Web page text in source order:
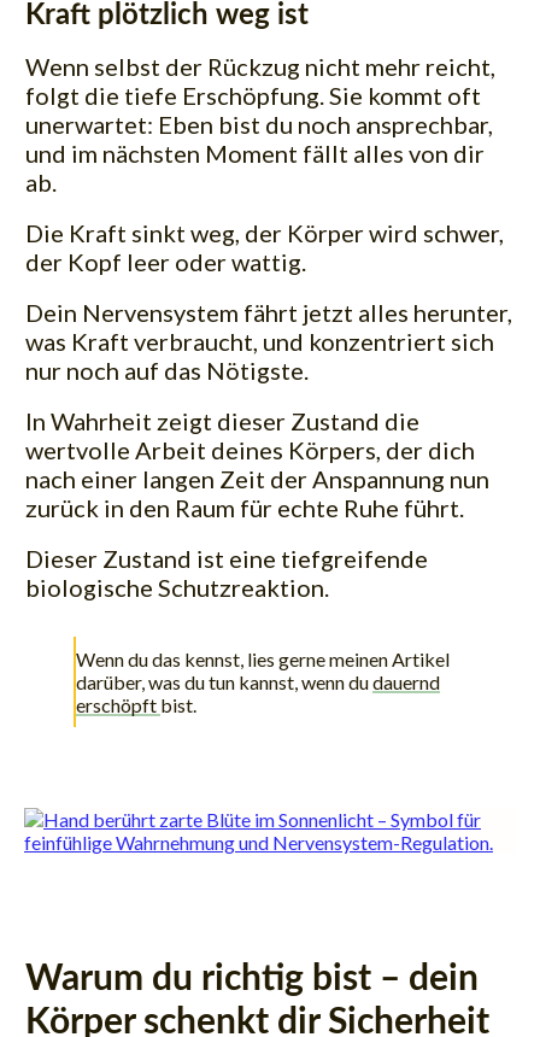
Kraft plötzlich weg ist
Wenn selbst der Rückzug nicht mehr reicht,
folgt die tiefe Erschöpfung. Sie kommt oft
unerwartet: Eben bist du noch ansprechbar,
und im nächsten Moment fällt alles von dir
ab.
Die Kraft sinkt weg, der Körper wird schwer,
der Kopf leer oder wattig.
Dein Nervensystem fährt jetzt alles herunter,
was Kraft verbraucht, und konzentriert sich
nur noch auf das Nötigste.
In Wahrheit zeigt dieser Zustand die
wertvolle Arbeit deines Körpers, der dich
nach einer langen Zeit der Anspannung nun
zurück in den Raum für echte Ruhe führt.
Dieser Zustand ist eine tiefgreifende
biologische Schutzreaktion.
Wenn du das kennst, lies gerne meinen Artikel
darüber, was du tun kannst, wenn dudauernd
erschöpft bist.
Warum du richtig bist – dein
Körper schenkt dir Sicherheit